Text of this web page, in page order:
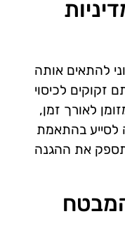
להתאים אותה
זקוקים לכיסוי
לאורך זמן,
לסייע בהתאמת
את ההגנה